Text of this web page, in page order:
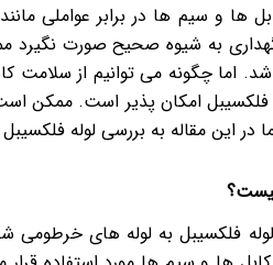
ها و سیم ها در برابر عواملی
به شیوه صحیح صورت نگیرد
اما چگونه می توانیم از سلامت
فلکسیبل امکان پذیر است. ممکن
در این مقاله به بررسی لوله
لوله فلکسیبل به لوله های